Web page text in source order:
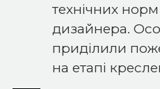
технічних
дизайнера.
приділили
на етапі